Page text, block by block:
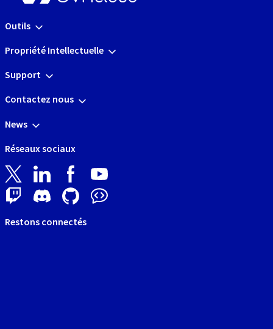
Outils
Propriété Intellectuelle
Support
Contactez nous
News
Réseaux sociaux
Restons connectés